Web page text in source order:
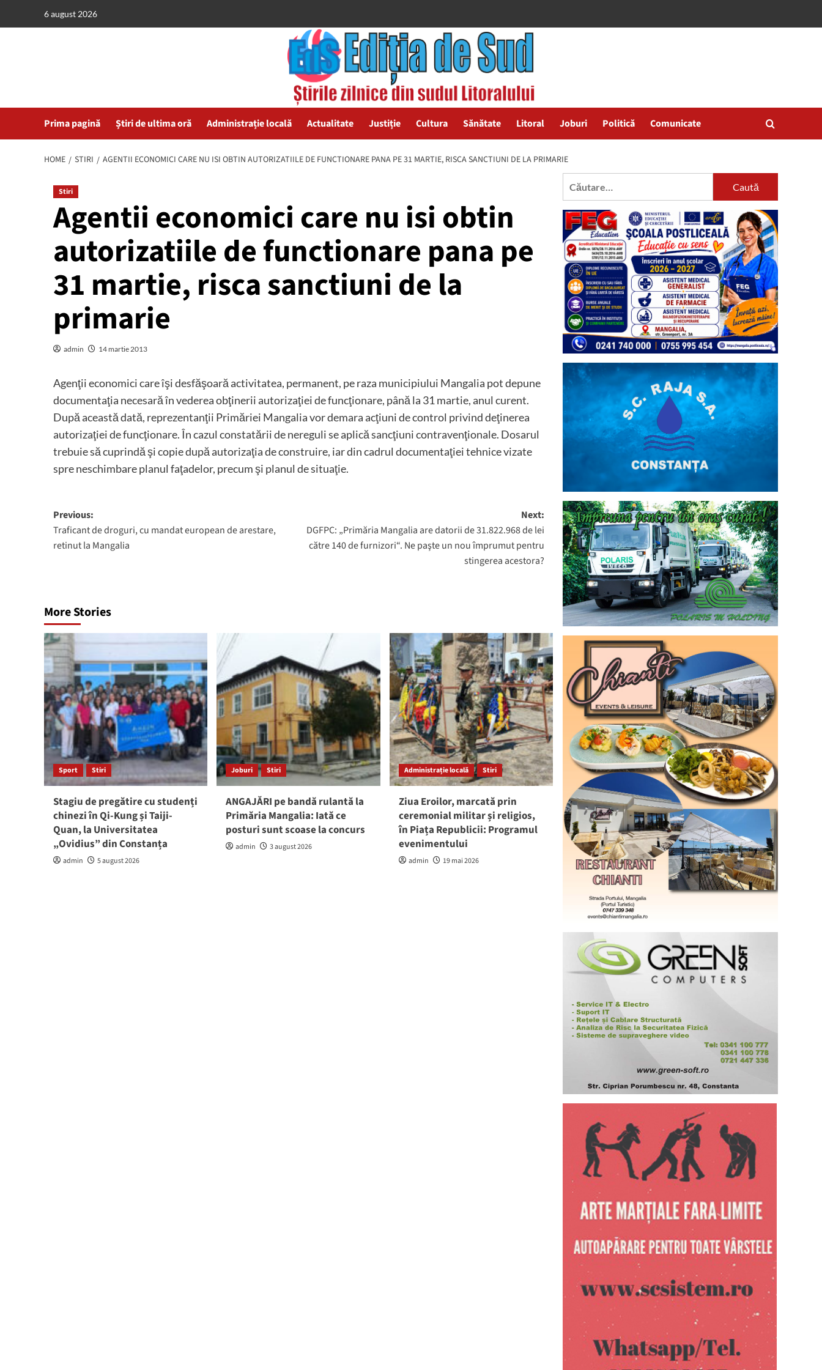
6 august 2026
Prima pagină Știri de ultima oră Administrație locală Actualitate Justiție Cultura Sănătate Litoral Joburi Politică Comunicate
HOME STIRI AGENTII ECONOMICI CARE NU ISI OBTIN AUTORIZATIILE DE FUNCTIONARE PANA PE 31 MARTIE, RISCA SANCTIUNI DE LA PRIMARIE
Stiri
Agentii economici care nu isi obtin
autorizatiile de functionare pana pe
31 martie, risca sanctiuni de la
primarie
admin 14 martie 2013
Agenţii economici care îşi desfăşoară activitatea, permanent, pe raza municipiului Mangalia pot depune
documentaţia necesară în vederea obţinerii autorizaţiei de funcţionare, până la 31 martie, anul curent.
După această dată, reprezentanţii Primăriei Mangalia vor demara acţiuni de control privind deţinerea
autorizaţiei de funcţionare. În cazul constatării de nereguli se aplică sancţiuni contravenţionale. Dosarul
trebuie să cuprindă şi copie după autorizaţia de construire, iar din cadrul documentaţiei tehnice vizate
spre neschimbare planul faţadelor, precum şi planul de situaţie.
Post
navigation
Previous:
Traficant de droguri, cu mandat european de arestare,
retinut la Mangalia
Next:
DGFPC: „Primăria Mangalia are datorii de 31.822.968 de lei
către 140 de furnizori“. Ne paşte un nou împrumut pentru
stingerea acestora?
More Stories
Sport Stiri
Stagiu de pregătire cu studenți
chinezi în Qi-Kung și Taiji-
Quan, la Universitatea
„Ovidius” din Constanța
admin 5 august 2026
Joburi Stiri
ANGAJĂRI pe bandă rulantă la
Primăria Mangalia: Iată ce
posturi sunt scoase la concurs
admin 3 august 2026
Administrație locală Stiri
Ziua Eroilor, marcată prin
ceremonial militar și religios,
în Piața Republicii: Programul
evenimentului
admin 19 mai 2026
Caută